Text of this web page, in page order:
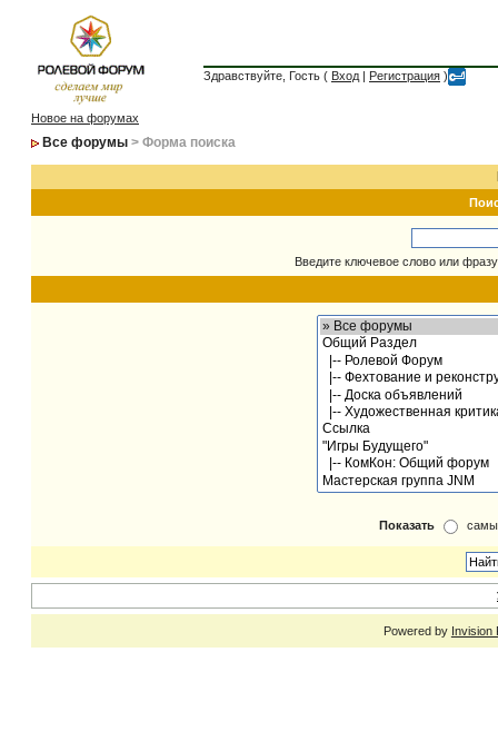
Здравствуйте, Гость ( Вход | Регистрация )
Новое на форумах
Все форумы > Форма поиска
Введите ключевое слово или
Показать
Powered by Invision